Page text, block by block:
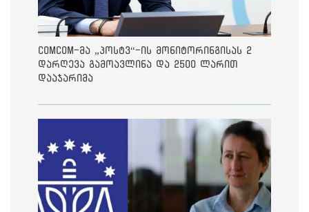
ComCom-მა „პოსტვ“-ის მონიტორინგისას 2
დარღევა გამოავლინა და 2500 ლარით
დააჯარიმა